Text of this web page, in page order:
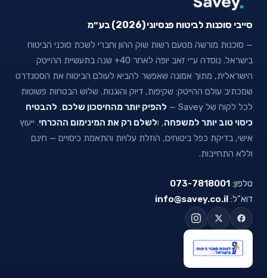
סייבי סוכנות לביטוח פנסיוני (2026) בע״מ
— סוכנות מורשה מטעם רשות שוק ההון וחברי לשכת סוכני הביטוח
בישראל. נוסדה ע״י זאב יופה לאחר 40+ שנה בתעשיית ההייטק
הישראלית, מתוך אמונה שאפשר להביא לעולם הביטוח את הסטנדרט
שמכתיב עולם ההייטק: שקיפות, דיוק והוגנות. שלוש הבטחות פשוטות
לכל לקוח של Savey —
להפיק יותר מהחיסכון שלכם, להבטיח
כיסוי טוב יותר למשפחה, ולשלם רק את המינימום ההכרחי. ייעוץ
אישי, בדיקת כפל ביטוחים, הוזלת עלויות והתאמת כיסויים — חינם
וללא התחייבות.
טלפון: 073-7818001
דוא"ל: info@savey.co.il